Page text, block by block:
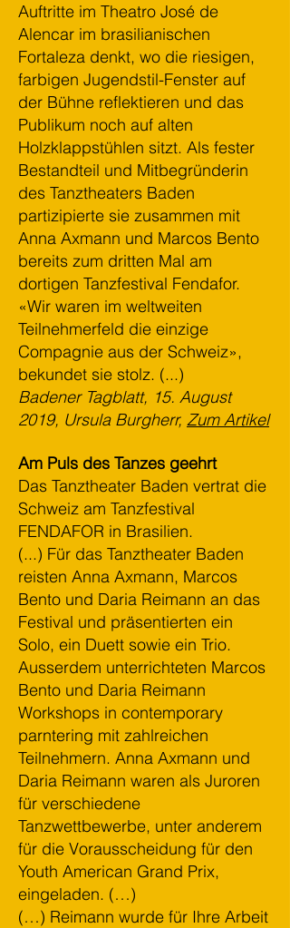
Auftritte im Theatro José de
Alencar im brasilianischen
Fortaleza denkt, wo die riesigen,
farbigen Jugendstil-Fenster auf
der Bühne reflektieren und das
Publikum noch auf alten
Holzklappstühlen sitzt. Als fester
Bestandteil und Mitbegründerin
des Tanztheaters Baden
partizipierte sie zusammen mit
Anna Axmann und Marcos Bento
bereits zum dritten Mal am
dortigen Tanzfestival Fendafor.
«Wir waren im weltweiten
Teilnehmerfeld die einzige
Compagnie aus der Schweiz»,
bekundet sie stolz. (...)
Badener Tagblatt, 15. August
2019, Ursula Burgherr, Zum Artikel
Am Puls des Tanzes geehrt
Das Tanztheater Baden vertrat die
Schweiz am Tanzfestival
FENDAFOR in Brasilien.
(...) Für das Tanztheater Baden
reisten Anna Axmann, Marcos
Bento und Daria Reimann an das
Festival und präsentierten ein
Solo, ein Duett sowie ein Trio.
Ausserdem unterrichteten Marcos
Bento und Daria Reimann
Workshops in contemporary
parntering mit zahlreichen
Teilnehmern. Anna Axmann und
Daria Reimann waren als Juroren
für verschiedene
Tanzwettbewerbe, unter anderem
für die Vorausscheidung für den
Youth American Grand Prix,
eingeladen. (…)
(…) Reimann wurde für Ihre Arbeit